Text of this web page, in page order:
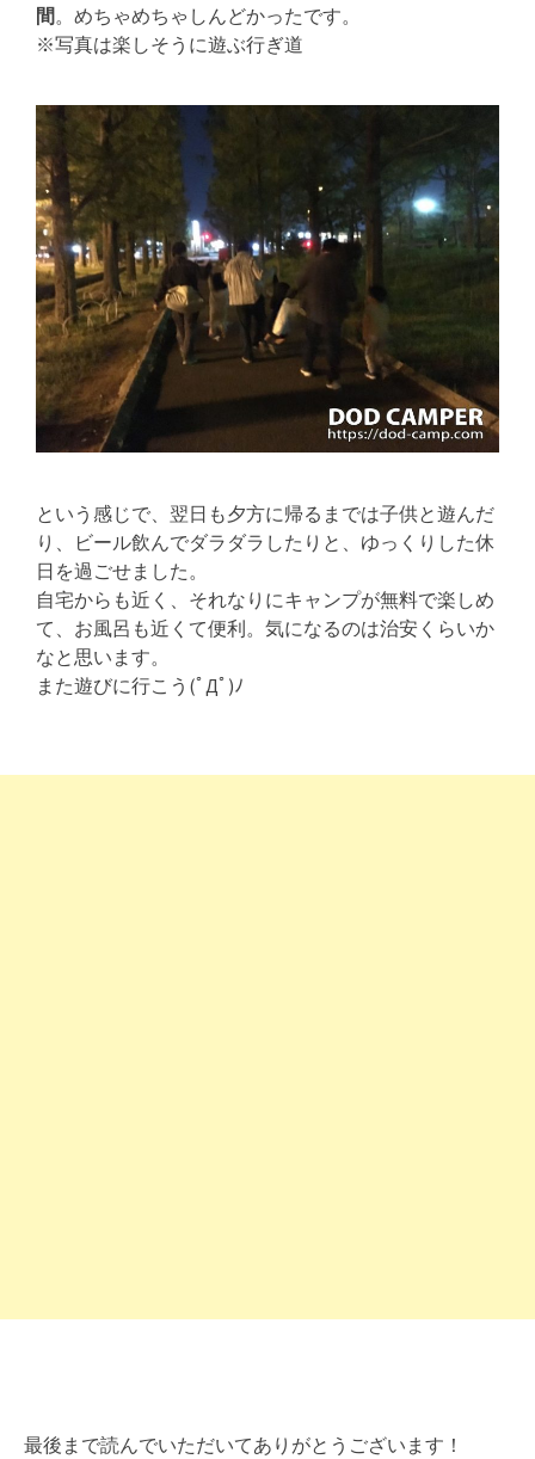
間。めちゃめちゃしんどかったです。
※写真は楽しそうに遊ぶ行ぎ道
という感じで、翌日も夕方に帰るまでは子供と遊んだ
り、ビール飲んでダラダラしたりと、ゆっくりした休
日を過ごせました。
自宅からも近く、それなりにキャンプが無料で楽しめ
て、お風呂も近くて便利。気になるのは治安くらいか
なと思います。
また遊びに行こう(ﾟДﾟ)ﾉ
最後まで読んでいただいてありがとうございます！